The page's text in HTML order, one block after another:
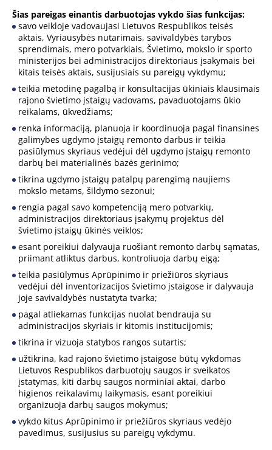
Šias pareigas einantis darbuotojas vykdo šias funkcijas:
savo veikloje vadovaujasi Lietuvos Respublikos teisės
aktais, Vyriausybės nutarimais, savivaldybės tarybos
sprendimais, mero potvarkiais, Švietimo, mokslo ir sporto
ministerijos bei administracijos direktoriaus įsakymais bei
kitais teisės aktais, susijusiais su pareigų vykdymu;
teikia metodinę pagalbą ir konsultacijas ūkiniais klausimais
rajono švietimo įstaigų vadovams, pavaduotojams ūkio
reikalams, ūkvedžiams;
renka informaciją, planuoja ir koordinuoja pagal finansines
galimybes ugdymo įstaigų remonto darbus ir teikia
pasiūlymus skyriaus vedėjui dėl ugdymo įstaigų remonto
darbų bei materialinės bazės gerinimo;
tikrina ugdymo įstaigų patalpų parengimą naujiems
mokslo metams, šildymo sezonui;
rengia pagal savo kompetenciją mero potvarkių,
administracijos direktoriaus įsakymų projektus dėl
švietimo įstaigų ūkinės veiklos;
esant poreikiui dalyvauja ruošiant remonto darbų sąmatas,
priimant atliktus darbus, kontroliuoja darbų eigą;
teikia pasiūlymus Aprūpinimo ir priežiūros skyriaus
vedėjui dėl inventorizacijos švietimo įstaigose ir dalyvauja
joje savivaldybės nustatyta tvarka;
pagal atliekamas funkcijas nuolat bendrauja su
administracijos skyriais ir kitomis institucijomis;
tikrina ir vizuoja statybos rangos sutartis;
užtikrina, kad rajono švietimo įstaigose būtų vykdomas
Lietuvos Respublikos darbuotojų saugos ir sveikatos
įstatymas, kiti darbų saugos norminiai aktai, darbo
higienos reikalavimų laikymasis, esant poreikiui
organizuoja darbų saugos mokymus;
vykdo kitus Aprūpinimo ir priežiūros skyriaus vedėjo
pavedimus, susijusius su pareigų vykdymu.